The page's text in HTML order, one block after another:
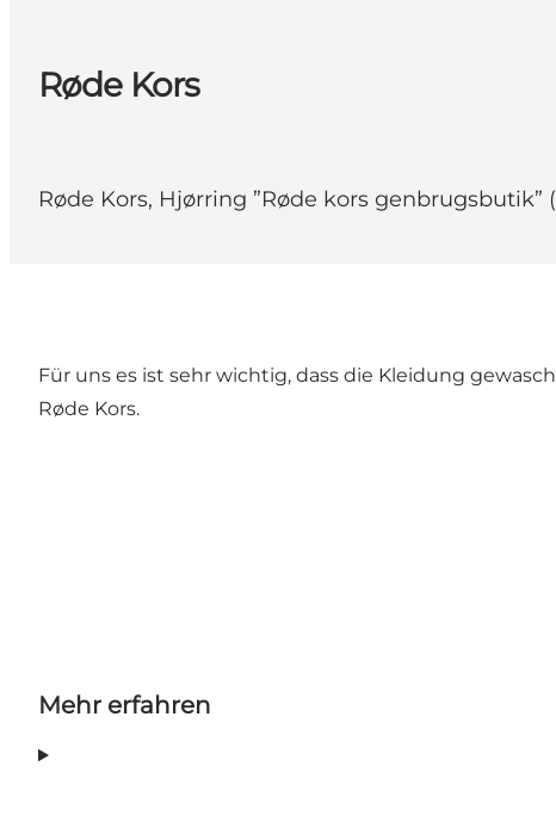
Røde Kors
Røde Kors, Hjørring ”Røde kors
Für uns es ist sehr wichtig, dass die Kleidung
Røde Kors.
Mehr erfahren